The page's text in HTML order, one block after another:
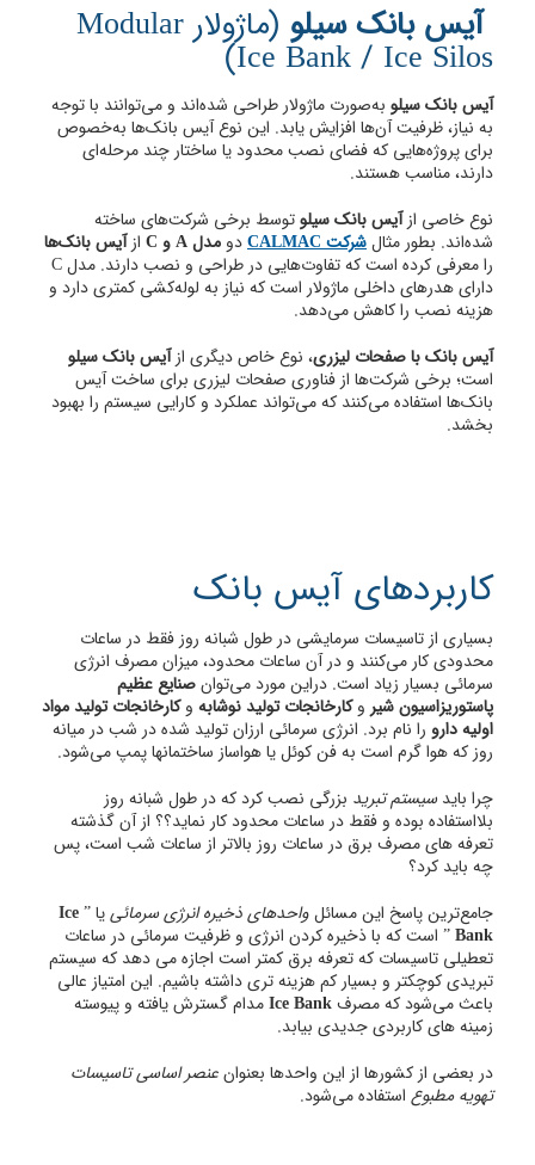
آیس بانک سیلو (ماژولار Modular
Ice Bank / Ice Silos)
آیس بانک سیلو به‌صورت ماژولار طراحی شده‌اند و می‌توانند با توجه
به نیاز، ظرفیت آن‌ها افزایش یابد.​ این نوع آیس بانک‌ها به‌خصوص
برای پروژه‌هایی که فضای نصب محدود یا ساختار چند مرحله‌ای
دارند، مناسب هستند.
نوع خاصی ازآیس بانک سیلوتوسط برخی شرکت‌های ساخته
شده‌اند. بطور مثالشرکت CALMAC دو مدل A و C ازآیس بانک‌ها
را معرفی کرده است که تفاوت‌هایی در طراحی و نصب دارند. مدل C
دارای هدرهای داخلی ماژولار است که نیاز به لوله‌کشی کمتری دارد و
هزینه نصب را کاهش می‌دهد. ​
آیس بانک با صفحات لیزری، نوع خاص دیگری ازآیس بانک سیلو
است؛ برخی شرکت‌ها از فناوری صفحات لیزری برای ساخت آیس
بانک‌ها استفاده می‌کنند که می‌تواند عملکرد و کارایی سیستم را بهبود
بخشد. ​
کاربردهای آیس بانک
بسیاری از تاسیسات سرمایشی در طول شبانه روز فقط در ساعات
محدودی کار می‌کنند و در آن ساعات محدود، میزان مصرف انرژی
سرمائی بسیار زیاد است. دراین مورد می‌توانصنایع عظیم
پاستوریزاسیون شیر وکارخانجات تولید نوشابه وکارخانجات تولید مواد
اولیه دارو را نام برد. انرژی سرمائی ارزان تولید شده در شب در میانه
روز که هوا گرم است به فن کوئل یا هواساز ساختمانها پمپ می‌شود.
چرا باید سیستم تبرید بزرگی نصب کرد که در طول شبانه روز
بلااستفاده بوده و فقط در ساعات محدود کار نماید؟؟ از آن گذشته
تعرفه های مصرف برق در ساعات روز بالاتر از ساعات شب است، پس
چه باید کرد؟
جامع‌ترین پاسخ این مسائلواحدهای ذخیره انرژی سرمائییا ”Ice
Bank” است که با ذخیره کردن انرژی و ظرفیت سرمائی در ساعات
تعطیلی تاسیسات که تعرفه برق کمتر است اجازه می دهد که سیستم
تبریدی کوچکتر و بسیار کم هزینه تری داشته باشیم. این امتیاز عالی
باعث می‌شود که مصرفIce Bankمدام گسترش یافته و پیوسته
زمینه های کاربردی جدیدی بیابد.
در بعضی از کشورها از این واحدها بعنوانعنصر اساسی تاسیسات
تهویه مطبوع استفاده می‌شود.